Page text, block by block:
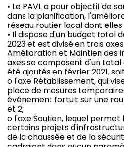
• Le PAVL a pour objectif de
dans la planification,
réseau routier local dont
• Il dispose d'un budget total
2023 et est divisé en trois
Amélioration et Maintien des
axes se composent d'un total
été ajoutés en février 2021,
o l'axe Rétablissement, qui
place de mesures
événement fortuit sur une
et 2;
o l'axe Soutien, lequel permet
certains projets
de la chaussée et de la